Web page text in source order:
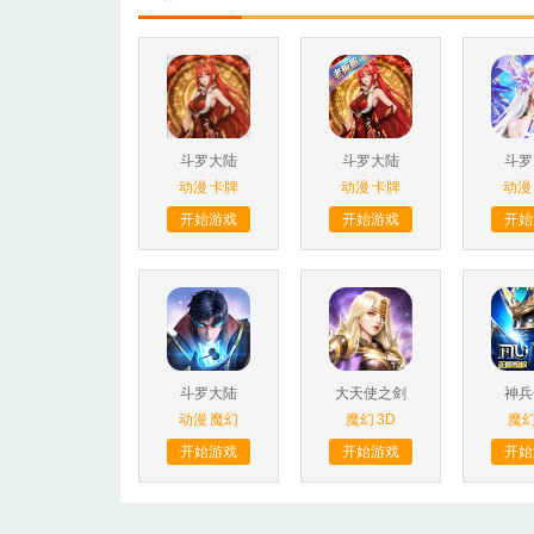
斗罗大陆
动漫 卡牌
开始游戏
斗罗大陆
动漫 卡牌
开始游戏
斗
动漫
开
斗罗大陆
动漫 魔幻
开始游戏
大天使之剑
魔幻 3D
开始游戏
神
魔
开